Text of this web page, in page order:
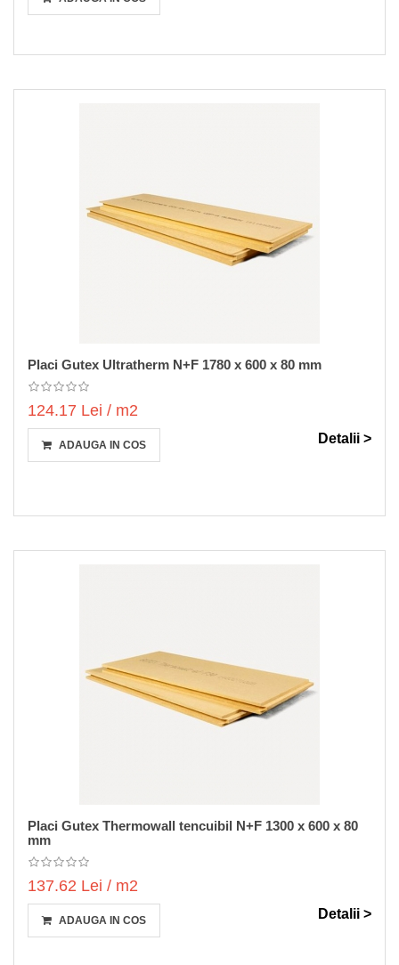
Placi Gutex Ultratherm N+F 1780 x 600 x 80 mm
124.17 Lei / m2
ADAUGA IN COS Detalii >
Placi Gutex Thermowall tencuibil N+F 1300 x 600 x 80
mm
137.62 Lei / m2
ADAUGA IN COS Detalii >